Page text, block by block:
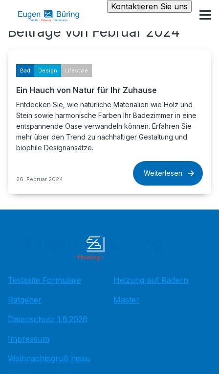
Kontaktieren Sie uns
Beiträge von Februar 2024
Bad Design Lifestyle
Ein Hauch von Natur für Ihr Zuhause
Entdecken Sie, wie natürliche Materialien wie Holz und
Stein sowie harmonische Farben Ihr Badezimmer in eine
entspannende Oase verwandeln können. Erfahren Sie
mehr über den Trend zu nachhaltiger Gestaltung und
biophile Designansätze.
26. Februar 2024
Weiterlesen
Testseite Formulare
Ratgeber
Datenschutz 1.6.2026
Impressum
Weihnachtsgruß hissu
Heizung auf Rädern
Master